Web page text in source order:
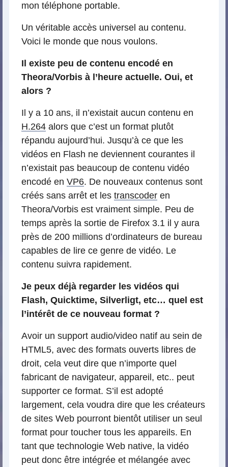
mon téléphone portable.
Un véritable accès universel au contenu.
Voici le monde que nous voulons.
Il existe peu de contenu encodé en
Theora/Vorbis à l’heure actuelle. Oui, et
alors ?
Il y a 10 ans, il n’existait aucun contenu en
H.264 alors que c’est un format plutôt
répandu aujourd’hui. Jusqu’à ce que les
vidéos en Flash ne deviennent courantes il
n’existait pas beaucoup de contenu vidéo
encodé en VP6. De nouveaux contenus sont
créés sans arrêt et les transcoder en
Theora/Vorbis est vraiment simple. Peu de
temps après la sortie de Firefox 3.1 il y aura
près de 200 millions d’ordinateurs de bureau
capables de lire ce genre de vidéo. Le
contenu suivra rapidement.
Je peux déjà regarder les vidéos qui
Flash, Quicktime, Silverligt, etc… quel est
l’intérêt de ce nouveau format ?
Avoir un support audio/video natif au sein de
HTML5, avec des formats ouverts libres de
droit, cela veut dire que n’importe quel
fabricant de navigateur, appareil, etc.. peut
supporter ce format. S’il est adopté
largement, cela voudra dire que les créateurs
de sites Web pourront bientôt utiliser un seul
format pour toucher tous les appareils. En
tant que technologie Web native, la vidéo
peut donc être intégrée et mélangée avec